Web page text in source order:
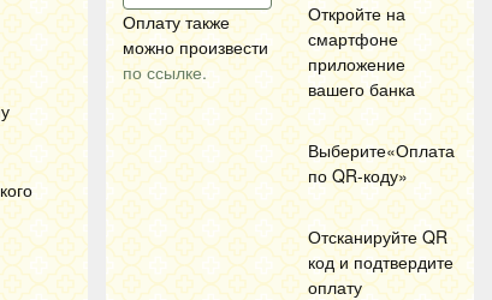
Оплату также
можно произвести
по ссылке.
Откройте на
смартфоне
приложение
вашего банка
Выберите«Оплата
по QR-коду»
Отсканируйте QR
код и подтвердите
оплату